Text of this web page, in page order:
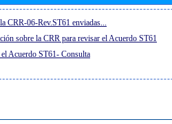
CRR-06-Rev.ST61 enviadas...
sobre la CRR para revisar el Acuerdo ST61
Acuerdo ST61- Consulta